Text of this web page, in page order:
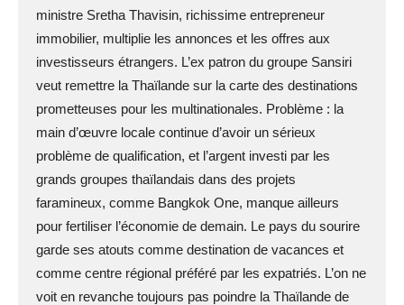
ministre Sretha Thavisin, richissime entrepreneur
immobilier, multiplie les annonces et les offres aux
investisseurs étrangers. L’ex patron du groupe Sansiri
veut remettre la Thaïlande sur la carte des destinations
prometteuses pour les multinationales. Problème : la
main d’œuvre locale continue d’avoir un sérieux
problème de qualification, et l’argent investi par les
grands groupes thaïlandais dans des projets
faramineux, comme Bangkok One, manque ailleurs
pour fertiliser l’économie de demain. Le pays du sourire
garde ses atouts comme destination de vacances et
comme centre régional préféré par les expatriés. L’on ne
voit en revanche toujours pas poindre la Thaïlande de